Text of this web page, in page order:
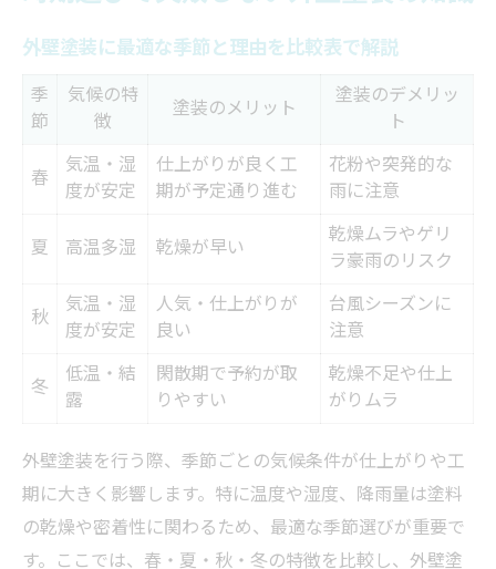
外壁塗装に最適な季節と理由を比較表で解説
季
節
気候の特
徴
塗装のメリット
塗装のデメリッ
ト
春
気温・湿
度が安定
仕上がりが良く工
期が予定通り進む
花粉や突発的な
雨に注意
夏
高温多湿 乾燥が早い
乾燥ムラやゲリ
ラ豪雨のリスク
秋 気温・湿
度が安定
人気・仕上がりが
良い
台風シーズンに
注意
冬
低温・結
露
閑散期で予約が取
りやすい
乾燥不足や仕上
がりムラ
外壁塗装を行う際、季節ごとの気候条件が仕上がりや工
期に大きく影響します。特に温度や湿度、降雨量は塗料
の乾燥や密着性に関わるため、最適な季節選びが重要で
す。ここでは、春・夏・秋・冬の特徴を比較し、外壁塗